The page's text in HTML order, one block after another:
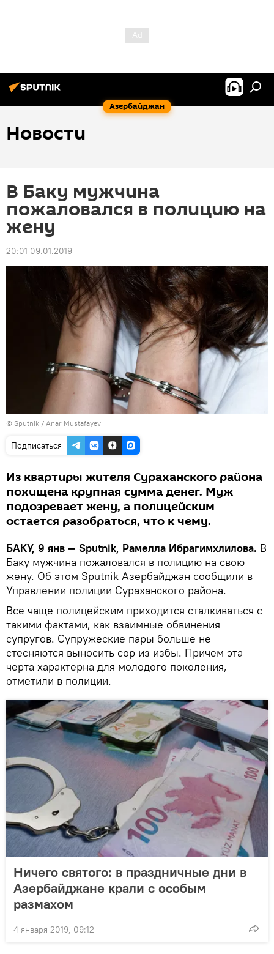
Азербайджан
Новости
В Баку мужчина
пожаловался в полицию на
жену
20:01 09.01.2019
© Sputnik / Anar Mustafayev
Подписаться
Из квартиры жителя Сураханского района
похищена крупная сумма денег. Муж
подозревает жену, а полицейским
остается разобраться, что к чему.
БАКУ, 9 янв — Sputnik, Рамелла Ибрагимхлилова. В
Баку мужчина пожаловался в полицию на свою
жену. Об этом Sputnik Азербайджан сообщили в
Управлении полиции Сураханского района.
Все чаще полицейским приходится сталкиваться с
такими фактами, как взаимные обвинения
супругов. Супружеские пары больше не
стесняются выносить сор из избы. Причем эта
черта характерна для молодого поколения,
отметили в полиции.
Ничего святого: в праздничные дни в
Азербайджане крали с особым
размахом
4 января 2019, 09:12